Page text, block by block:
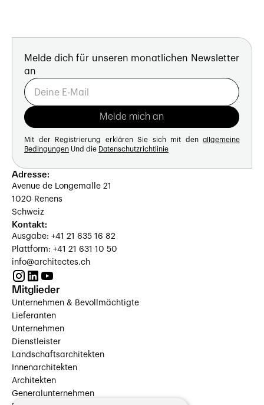
Melde dich für unseren monatlichen Newsletter
an
Mit der Registrierung erklären Sie sich mit den allgemeine
Bedingungen Und die Datenschutzrichtlinie
Adresse:
Avenue de Longemalle 21
1020 Renens
Schweiz
Kontakt:
Ausgabe: +41 21 635 16 82
Plattform: +41 21 631 10 50
info@architectes.ch
Mitglieder
Unternehmen & Bevollmächtigte
Lieferanten
Unternehmen
Dienstleister
Landschaftsarchitekten
Innenarchitekten
Architekten
Generalunternehmen